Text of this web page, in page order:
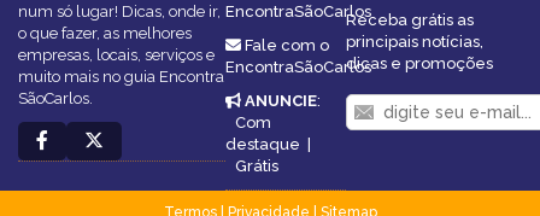
num só lugar! Dicas, onde ir,
o que fazer, as melhores
empresas, locais, serviços e
muito mais no guia Encontra
SãoCarlos.
EncontraSãoCarlos
Fale com o
EncontraSãoCarlos
ANUNCIE:
Com
destaque |
Grátis
Receba grátis as
principais notícias,
dicas e promoções
Termos| Privacidade
Sitemap